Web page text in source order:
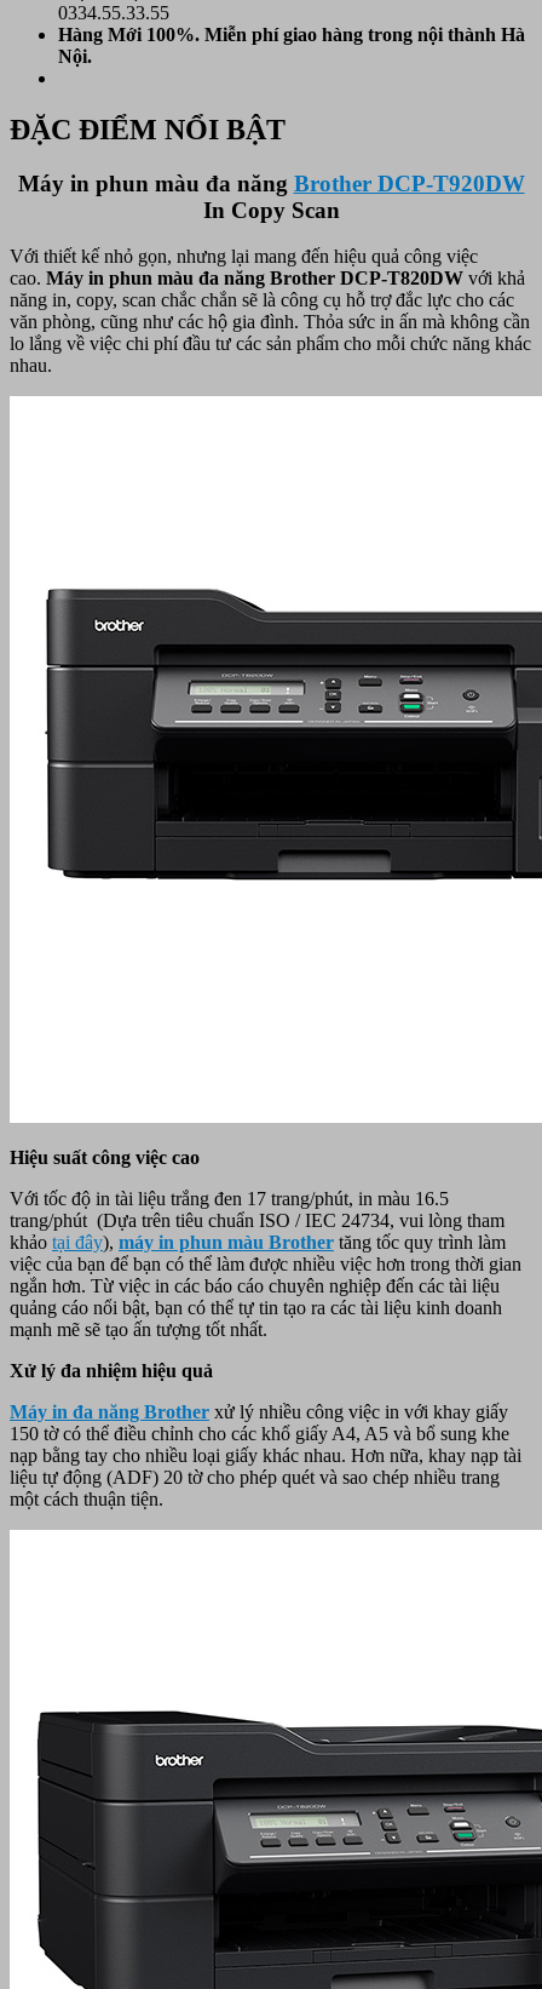
0334.55.33.55
Hàng Mới 100%. Miễn phígiao hàng trong nội thành Hà
Nội.
ĐẶC ĐIỂM NỔI BẬT
Máy in phun màu đa năng Brother DCP-T920DW
In Copy Scan
Với thiết kế nhỏ gọn, nhưng lại mang đến hiệu quả công việc
cao. Máy in phun màu đa năng Brother DCP-T820DW với khả
năng in, copy, scan chắc chắn sẽ là công cụ hỗ trợ đắc lực cho các
văn phòng, cũng như các hộ gia đình. Thỏa sức in ấn mà không cần
lo lắng về việc chi phí đầu tư các sản phẩm cho mỗi chức năng khác
nhau.
Hiệu suất công việc cao
Với tốc độ in tài liệu trắng đen 17 trang/phút, in màu 16.5
trang/phút (Dựa trên tiêu chuẩn ISO / IEC 24734, vui lòng tham
khảo tại đây), máy in phun màu Brother tăng tốc quy trình làm
việc của bạn để bạn có thể làm được nhiều việc hơn trong thời gian
ngắn hơn. Từ việc in các báo cáo chuyên nghiệp đến các tài liệu
quảng cáo nổi bật, bạn có thể tự tin tạo ra các tài liệu kinh doanh
mạnh mẽ sẽ tạo ấn tượng tốt nhất.
Xử lý đa nhiệm hiệu quả
Máy in đa năng Brother xử lý nhiều công việc in với khay giấy
150 tờ có thể điều chỉnh cho các khổ giấy A4, A5 và bổ sung khe
nạp bằng tay cho nhiều loại giấy khác nhau. Hơn nữa, khay nạp tài
liệu tự động (ADF) 20 tờ cho phép quét và sao chép nhiều trang
một cách thuận tiện.